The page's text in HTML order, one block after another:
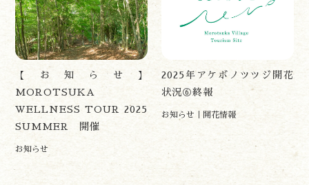
【お知らせ】
MOROTSUKA
WELLNESS TOUR 2025
SUMMER 開催
お知らせ
2025年アケボノツツジ開花
状況⑥終報
お知らせ 開花情報